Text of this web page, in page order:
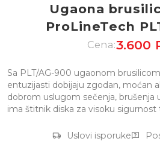
Ugaona
ProLineTech
Cena:3.600
Sa PLT/AG-900 ugaonom
entuzijasti dobijaju zgodan, moćan
dobrom uslugom sečenja, brušenja
ima štitnik diska za visoku sigurnost
Uslovi isporuke